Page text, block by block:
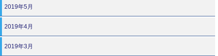
2019年5月
2019年4月
2019年3月